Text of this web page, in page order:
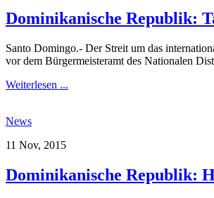
Dominikanische Republik:
Santo Domingo.- Der Streit um das
vor dem Bürgermeisteramt des Nationalen
Weiterlesen ...
News
11 Nov, 2015
Dominikanische Republik: